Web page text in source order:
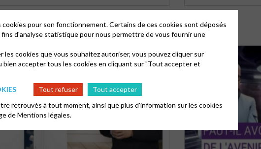
pour son fonctionnement. Certains de ces cookies sont déposés
fins d'analyse statistique pour nous permettre de vous fournir une
les cookies que vous souhaitez autoriser, vous pouvez cliquer sur
bien accepter tous les cookies en cliquant sur "Tout accepter et
Tout refuser
Tout accepter
retrouvés à tout moment, ainsi que plus d'information sur les cookies
deMentions légales.